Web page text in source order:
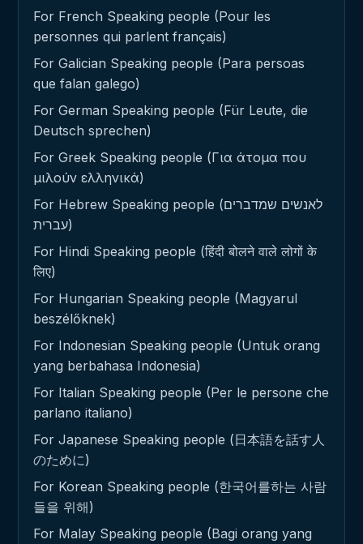
For French Speaking people (Pour les
personnes qui parlent français)
For Galician Speaking people (Para persoas
que falan galego)
For German Speaking people (Für Leute, die
Deutsch sprechen)
For Greek Speaking people (Για άτομα που
μιλούν ελληνικά)
For Hebrew Speaking people (לאנשים שמדברים
עברית)
For Hindi Speaking people (हिंदी बोलने वाले लोगों के
लिए)
For Hungarian Speaking people (Magyarul
beszélőknek)
For Indonesian Speaking people (Untuk orang
yang berbahasa Indonesia)
For Italian Speaking people (Per le persone che
parlano italiano)
For Japanese Speaking people (日本語を話す人
のために)
For Korean Speaking people (한국어를하는 사람
들을 위해)
For Malay Speaking people (Bagi orang yang